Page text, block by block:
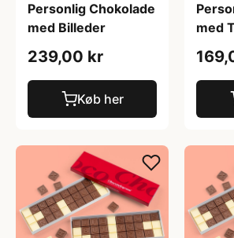
Personlig Chokolade
med Billeder
239,00 kr
Køb her
med